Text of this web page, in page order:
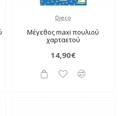
Djeco
Μέγεθος maxi πουλιού
χαρταετού
14,90€